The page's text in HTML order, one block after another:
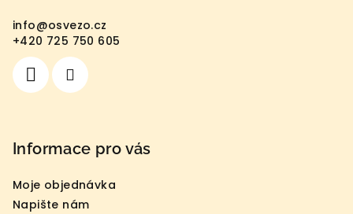
info@osvezo.cz
+420 725 750 605
Informace pro vás
Moje objednávka
Napište nám